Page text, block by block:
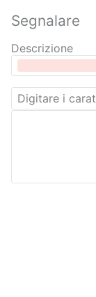
Segnalare
Descrizione